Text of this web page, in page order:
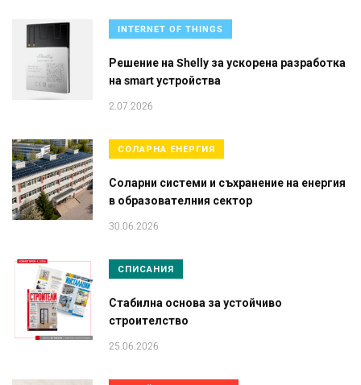
INTERNET OF THINGS
Решение на Shelly за ускорена разработка
на smart устройства
2.07.2026
СОЛАРНА ЕНЕРГИЯ
Соларни системи и съхранение на енергия
в образователния сектор
30.06.2026
СПИСАНИЯ
Стабилна основа за устойчиво
строителство
25.06.2026